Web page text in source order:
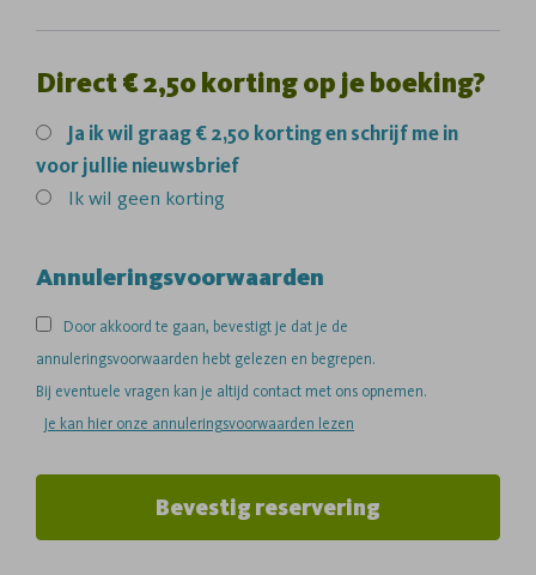
Direct € 2,50 korting op je boeking?
Ja ik wil graag € 2,50 korting en schrijf me in
voor jullie nieuwsbrief
Ik wil geen korting
Annuleringsvoorwaarden
Door akkoord te gaan, bevestigt je dat je de
annuleringsvoorwaarden hebt gelezen en begrepen.
Bij eventuele vragen kan je altijd contact met ons opnemen.
Je kan hier onze annuleringsvoorwaarden lezen
Bevestig reservering